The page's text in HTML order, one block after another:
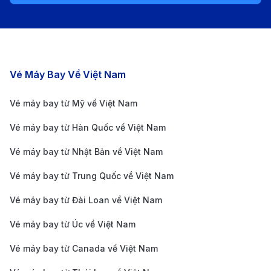
bay thoải mái cho hành khách.
Phương tiện di chuyển từ Sân bay
theo thời gian và tình trạng giao thông. Taxi là
phương tiện nhanh chóng và tiện lợi nhất, hành
khách có thể bắt taxi tại khu vực nhà ga đến. Một
Dịch vụ xe đưa đón (Shuttle):
khoảng 20 phút. Một số khách sạn và công ty du
lịch cung cấp dịch vụ xe đưa đón từ sân bay đến
Các chặng bay nổi bật
Vé Máy Bay Về Việt Nam
Vé máy bay từ Mỹ về Việt Nam
Vé máy bay từ Hàn Quốc về Việt Nam
Vé máy bay từ Nhật Bản về Việt Nam
Vé máy bay từ Trung Quốc về Việt Nam
Vé máy bay từ Đài Loan về Việt Nam
Vé máy bay từ Úc về Việt Nam
Vé máy bay từ Canada về Việt Nam